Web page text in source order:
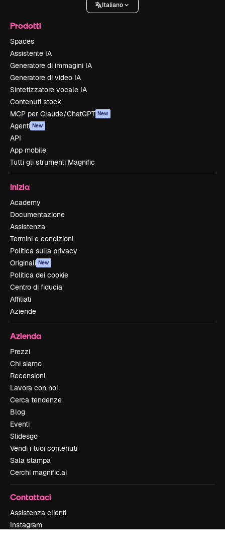
Italiano
Prodotti
Spaces
Assistente IA
Generatore di immagini IA
Generatore di video IA
Sintetizzatore vocale IA
Contenuti stock
MCP per Claude/ChatGPT New
Agenti New
API
App mobile
Tutti gli strumenti Magnific
Inizia
Academy
Documentazione
Assistenza
Termini e condizioni
Politica sulla privacy
Originali New
Politica dei cookie
Centro di fiducia
Affiliati
Aziende
Azienda
Prezzi
Chi siamo
Recensioni
Lavora con noi
Cerca tendenze
Blog
Eventi
Slidesgo
Vendi i tuoi contenuti
Sala stampa
Cerchi magnific.ai
Contattaci
Assistenza clienti
Instagram